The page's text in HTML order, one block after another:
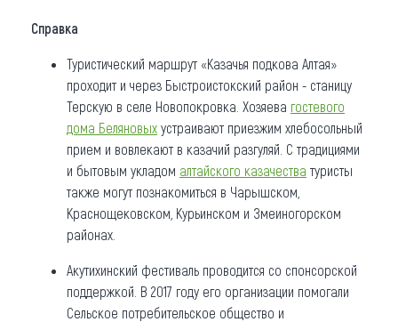
Справка
Туристический маршрут «Казачья подкова Алтая»
проходит и через Быстроистокский район - станицу
Терскую в селе Новопокровка. Хозяева гостевого
дома Беляновых устраивают приезжим хлебосольный
прием и вовлекают в казачий разгуляй. С традициями
и бытовым укладом алтайского казачества туристы
также могут познакомиться в Чарышском,
Краснощековском, Курьинском и Змеиногорском
районах.
Акутихинский фестиваль проводится со спонсорской
поддержкой. В 2017 году его организации помогали
Сельское потребительское общество и